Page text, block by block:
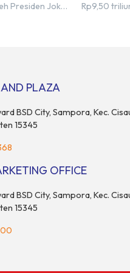
Presiden Joko
Senin, 18 Maret
Rp9,50
maupun
rumah
PLAZA
BSD City, Sampora, Kec.
15345
OFFICE
BSD City, Sampora, Kec.
15345